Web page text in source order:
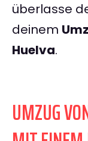
überlasse
deinem
Huelva.
UMZUG